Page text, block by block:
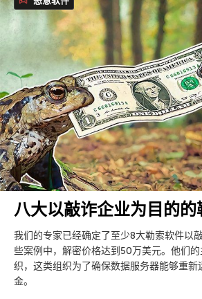
八大以敲诈企业为目的
我们的专家已经确定了至少8大勒索软件以
些案例中，解密价格达到50万美元。他们
织，这类组织为了确保数据服务器能够重新
金。